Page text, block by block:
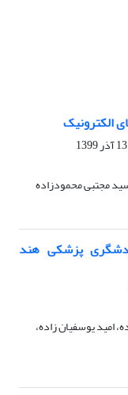
الکترونیک
13 آذر 1399
مجتبی محمودزاده
پزشکی هند
امید یوسفیان زاده،